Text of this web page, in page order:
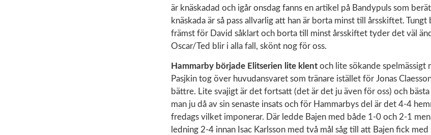
är knäskadad och igår onsdag fanns en artikel på Bandypuls som
knäskada är så pass allvarlig att han är borta minst till årsskiftet.
främst för David såklart och borta till minst årsskiftet tyder det väl
Oscar/Ted blir i alla fall, skönt nog för oss.
Hammarby började Elitserien lite klent och lite sökande spelmässigt
Pasjkin tog över huvudansvaret som tränare istället för Jonas
bättre. Lite svajigt är det fortsatt (det är det ju även för oss) och
man ju då av sin senaste insats och för Hammarbys del är det 4-4
fredags vilket imponerar. Där ledde Bajen med både 1-0 och 2-1 men
ledning 2-4 innan Isac Karlsson med två mål såg till att Bajen fick med